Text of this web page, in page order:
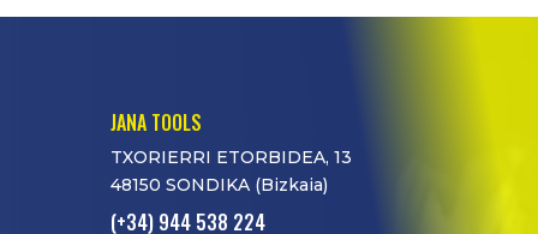
JANA TOOLS
TXORIERRI ETORBIDEA, 13
48150 SONDIKA (Bizkaia)
(+34) 944 538 224